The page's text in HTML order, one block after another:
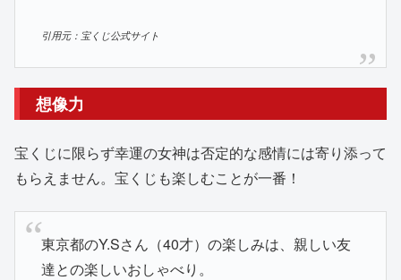
引用元：宝くじ公式サイト
想像力
宝くじに限らず幸運の女神は否定的な感情には寄り添って
もらえません。宝くじも楽しむことが一番！
東京都のY.Sさん（40才）の楽しみは、親しい友
達との楽しいおしゃべり。